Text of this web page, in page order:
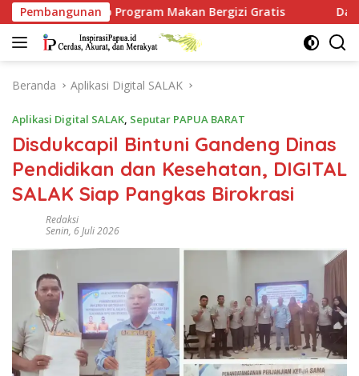
Langsung
ke
konten
Pembangunan
Program Makan Bergizi Gratis Dari Babo, Kapolres
Beranda Aplikasi Digital SALAK
Aplikasi Digital SALAK, Seputar PAPUA BARAT
Disdukcapil Bintuni Gandeng Dinas
Pendidikan dan Kesehatan, DIGITAL
SALAK Siap Pangkas Birokrasi
Redaksi
Senin, 6 Juli 2026